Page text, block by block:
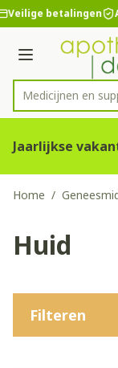
Ga naar de inhoud
2 van 2
Veilige betalingen
Menu
Product, merk,
Medicij
Jaarlijkse
Home /
Huid
Filteren